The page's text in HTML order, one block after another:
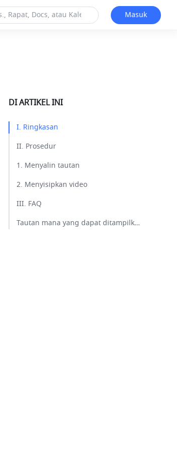
Masuk
DI ARTIKEL INI
I. Ringkasan​
II. Prosedur​
1. Menyalin tautan​
2. Menyisipkan video​
III. FAQ​
Tautan mana yang dapat ditampilkan sebagai halaman web yang disematkan?​